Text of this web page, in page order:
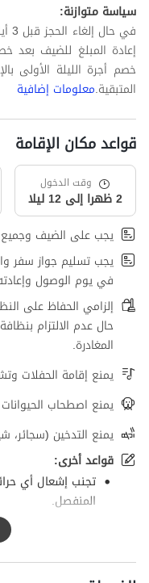
سياسة متوازنة:
المتبقية.معلومات إضافية
قواعد مكان الإقامة
وقت الدخول
2 ظهرا إلى 12 ليلا
يجب على الضيف
يجب تسليم جواز سفر
في يوم الوصول
إلزامي الحفاظ على
حال عدم الالتزام
المغادرة.
يمنع إقامة الحفلات
يمنع اصطحاب الحيوانات
يمنع التدخين (سجائر،
قواعد أخرى:
تجنب إشعال أي
المنفصل.